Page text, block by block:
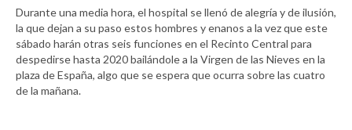
Durante una media hora, el hospital se llenó de alegría y de ilusión,
la que dejan a su paso estos hombres y enanos a la vez que este
sábado harán otras seis funciones en el Recinto Central para
despedirse hasta 2020 bailándole a la Virgen de las Nieves en la
plaza de España, algo que se espera que ocurra sobre las cuatro
de la mañana.